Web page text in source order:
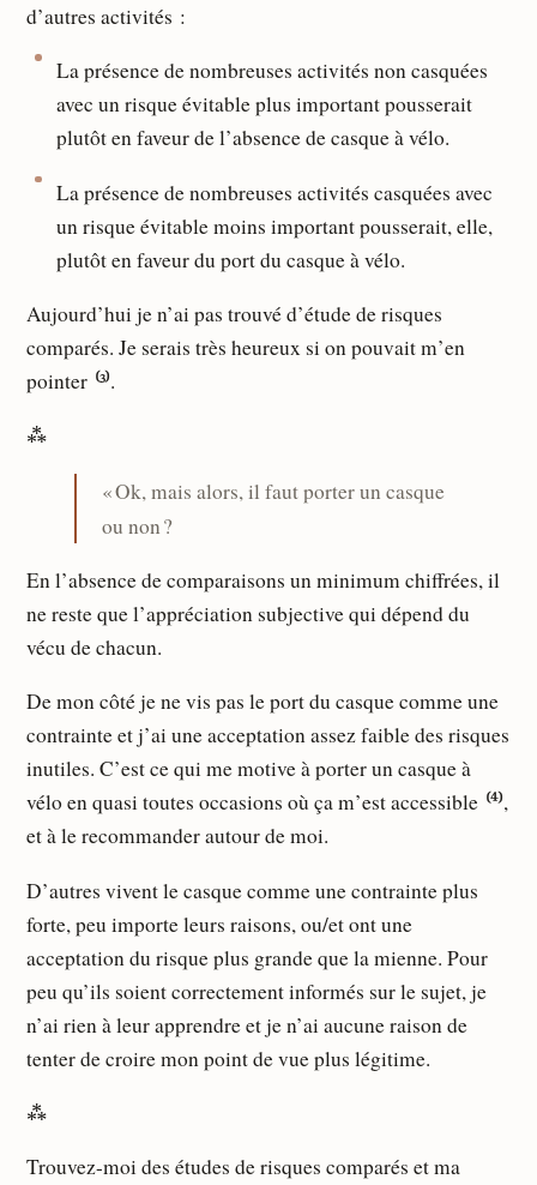
d’autres activités :
La présence de nombreuses activités non casquées
avec un risque évitable plus important pousserait
plutôt en faveur de l’absence de casque à vélo.
La présence de nombreuses activités casquées avec
un risque évitable moins important pousserait, elle,
plutôt en faveur du port du casque à vélo.
Aujourd’hui je n’ai pas trouvé d’étude de risques
comparés. Je serais très heureux si on pouvait m’en
pointer ⁽³⁾.
⁂
« Ok, mais alors, il faut porter un casque
ou non ?
En l’absence de comparaisons un minimum chiffrées, il
ne reste que l’appréciation subjective qui dépend du
vécu de chacun.
De mon côté je ne vis pas le port du casque comme une
contrainte et j’ai une acceptation assez faible des risques
inutiles. C’est ce qui me motive à porter un casque à
vélo en quasi toutes occasions où ça m’est accessible ⁽⁴⁾,
et à le recommander autour de moi.
D’autres vivent le casque comme une contrainte plus
forte, peu importe leurs raisons, ou/et ont une
acceptation du risque plus grande que la mienne. Pour
peu qu’ils soient correctement informés sur le sujet, je
n’ai rien à leur apprendre et je n’ai aucune raison de
tenter de croire mon point de vue plus légitime.
⁂
Trouvez-moi des études de risques comparés et ma